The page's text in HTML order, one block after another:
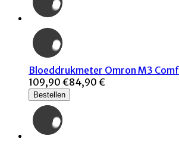
Bloeddrukmeter Omron M3
109,90 €84,90 €
Bestellen